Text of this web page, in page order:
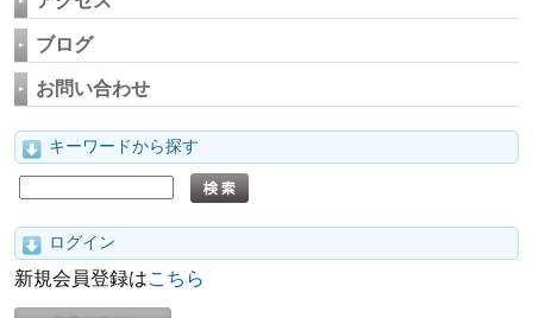
ブログ
お問い合わせ
キーワードから探す
ログイン
新規会員登録はこちら